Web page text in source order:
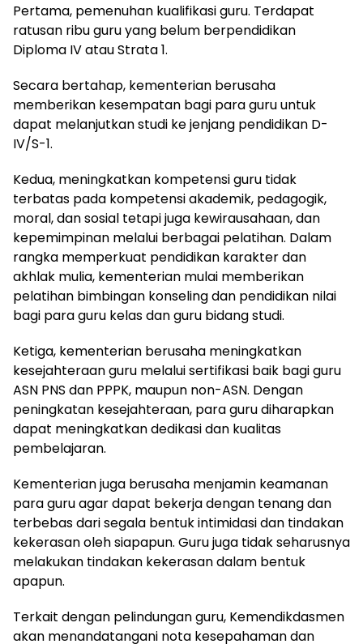
Pertama, pemenuhan kualifikasi guru. Terdapat
ratusan ribu guru yang belum berpendidikan
Diploma IV atau Strata 1.
Secara bertahap, kementerian berusaha
memberikan kesempatan bagi para guru untuk
dapat melanjutkan studi ke jenjang pendidikan D-
IV/S-1.
Kedua, meningkatkan kompetensi guru tidak
terbatas pada kompetensi akademik, pedagogik,
moral, dan sosial tetapi juga kewirausahaan, dan
kepemimpinan melalui berbagai pelatihan. Dalam
rangka memperkuat pendidikan karakter dan
akhlak mulia, kementerian mulai memberikan
pelatihan bimbingan konseling dan pendidikan nilai
bagi para guru kelas dan guru bidang studi.
Ketiga, kementerian berusaha meningkatkan
kesejahteraan guru melalui sertifikasi baik bagi guru
ASN PNS dan PPPK, maupun non-ASN. Dengan
peningkatan kesejahteraan, para guru diharapkan
dapat meningkatkan dedikasi dan kualitas
pembelajaran.
Kementerian juga berusaha menjamin keamanan
para guru agar dapat bekerja dengan tenang dan
terbebas dari segala bentuk intimidasi dan tindakan
kekerasan oleh siapapun. Guru juga tidak seharusnya
melakukan tindakan kekerasan dalam bentuk
apapun.
Terkait dengan pelindungan guru, Kemendikdasmen
akan menandatangani nota kesepahaman dan